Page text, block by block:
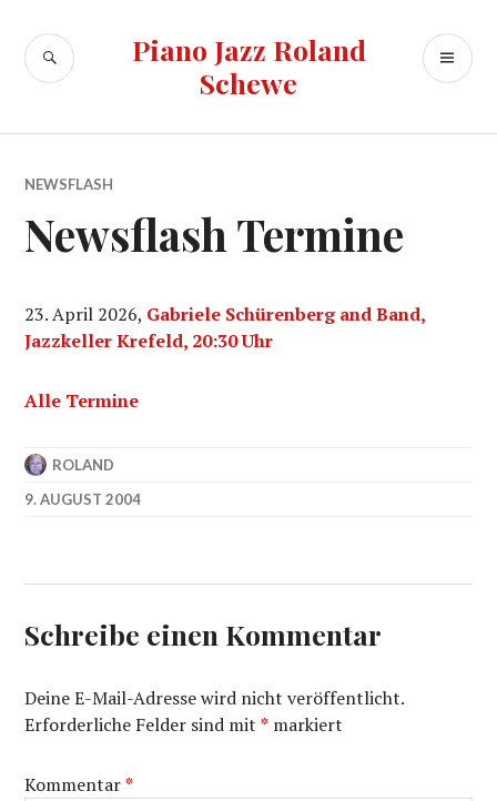
Inhalt
springen
Piano Jazz Roland
Schewe
SUCHE
NEWSFLASH
Newsflash Termine
23. April 2026, Gabriele Schürenberg and Band,
Jazzkeller Krefeld, 20:30 Uhr
Alle Termine
ROLAND
9. AUGUST 2004
Schreibe einen Kommentar
Deine E-Mail-Adresse wird nicht veröffentlicht.
Erforderliche Felder sind mit* markiert
Kommentar*